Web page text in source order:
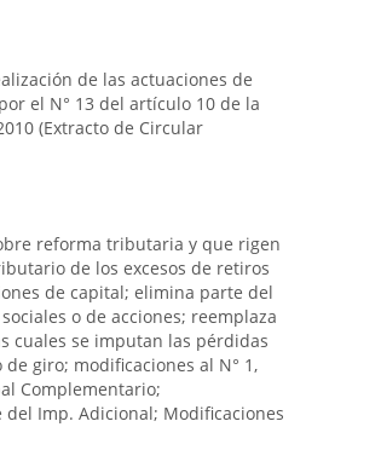
de las actuaciones de
el N° 13 del artículo 10 de la
(Extracto de Circular
reforma tributaria y que rigen
de los excesos de retiros
de capital; elimina parte del
o de acciones; reemplaza
cuales se imputan las pérdidas
giro; modificaciones al N° 1,
Complementario;
Imp. Adicional; Modificaciones